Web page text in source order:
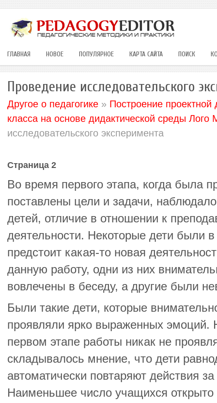
ГЛАВНАЯ НОВОЕ ПОПУЛЯРНОЕ КАРТА САЙТА ПОИСК
Проведение исследовательского
Другое о педагогике » Построение проектной
класса на основе дидактической среды Лого
исследовательского эксперимента
Страница 2
Во время первого этапа, когда была
поставлены цели и задачи,
детей, отличие в отношении к
деятельности. Некоторые дети были в
предстоит какая-то новая
данную работу, одни из них
вовлечены в беседу, а другие были
Были такие дети, которые
проявляли ярко выраженных эмоций.
первом этапе работы никак не
складывалось мнение, что дети
автоматически повтаряют действия
Наименьшее число учащихся открыто